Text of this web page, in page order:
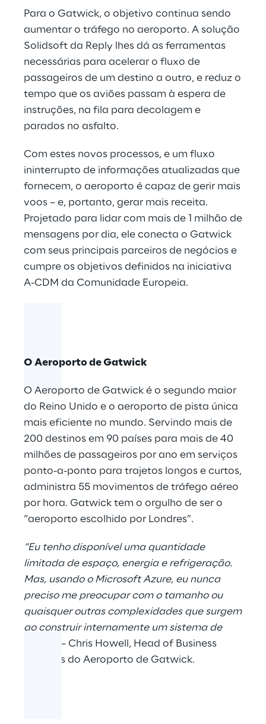
Para o Gatwick, o objetivo continua sendo
aumentar o tráfego no aeroporto. A solução
Solidsoft da Reply lhes dá as ferramentas
necessárias para acelerar o fluxo de
passageiros de um destino a outro, e reduz o
tempo que os aviões passam à espera de
instruções, na fila para decolagem e
parados no asfalto.
Com estes novos processos, e um fluxo
ininterrupto de informações atualizadas que
fornecem, o aeroporto é capaz de gerir mais
voos – e, portanto, gerar mais receita.
Projetado para lidar com mais de 1 milhão de
mensagens por dia, ele conecta o Gatwick
com seus principais parceiros de negócios e
cumpre os objetivos definidos na iniciativa
A-CDM da Comunidade Europeia.
O Aeroporto de Gatwick
O Aeroporto de Gatwick é o segundo maior
do Reino Unido e o aeroporto de pista única
mais eficiente no mundo. Servindo mais de
200 destinos em 90 países para mais de 40
milhões de passageiros por ano em serviços
ponto-a-ponto para trajetos longos e curtos,
administra 55 movimentos de tráfego aéreo
por hora. Gatwick tem o orgulho de ser o
“aeroporto escolhido por Londres”.
“Eu tenho disponível uma quantidade
limitada de espaço, energia e refrigeração.
Mas, usando o Microsoft Azure, eu nunca
preciso me preocupar com o tamanho ou
quaisquer outras complexidades que surgem
ao construir internamente um sistema de
– Chris Howell, Head of Business
Systems do Aeroporto de Gatwick.